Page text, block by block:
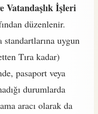
Vatandaşlık İşleri
düzenlenir.
uygun
Tıra kadar)
pasaport veya
durumlarda
aracı olarak da